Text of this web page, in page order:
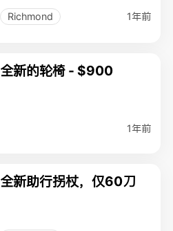
Richmond 1年前
全新的轮椅 - $900
1年前
全新助行拐杖，仅60刀